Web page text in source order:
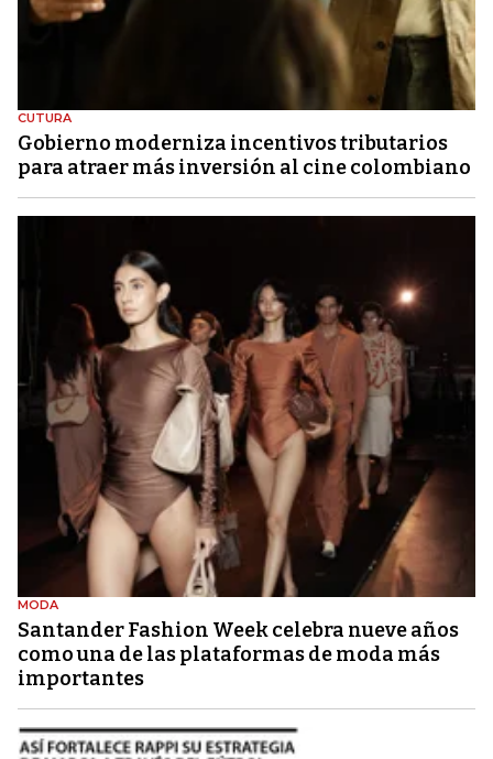
CUTURA
Gobierno moderniza incentivos tributarios
para atraer más inversión al cine colombiano
MODA
Santander Fashion Week celebra nueve años
como una de las plataformas de moda más
importantes